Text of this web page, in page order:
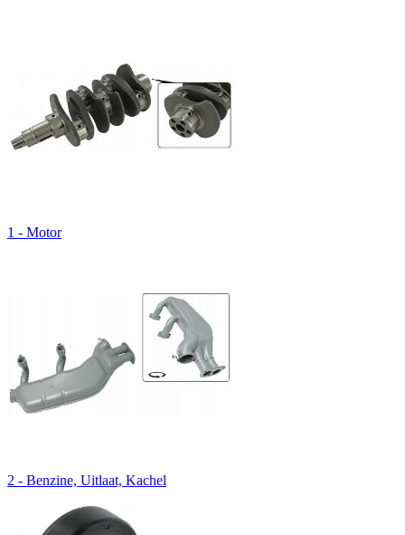
1 - Motor
2 - Benzine, Uitlaat, Kachel